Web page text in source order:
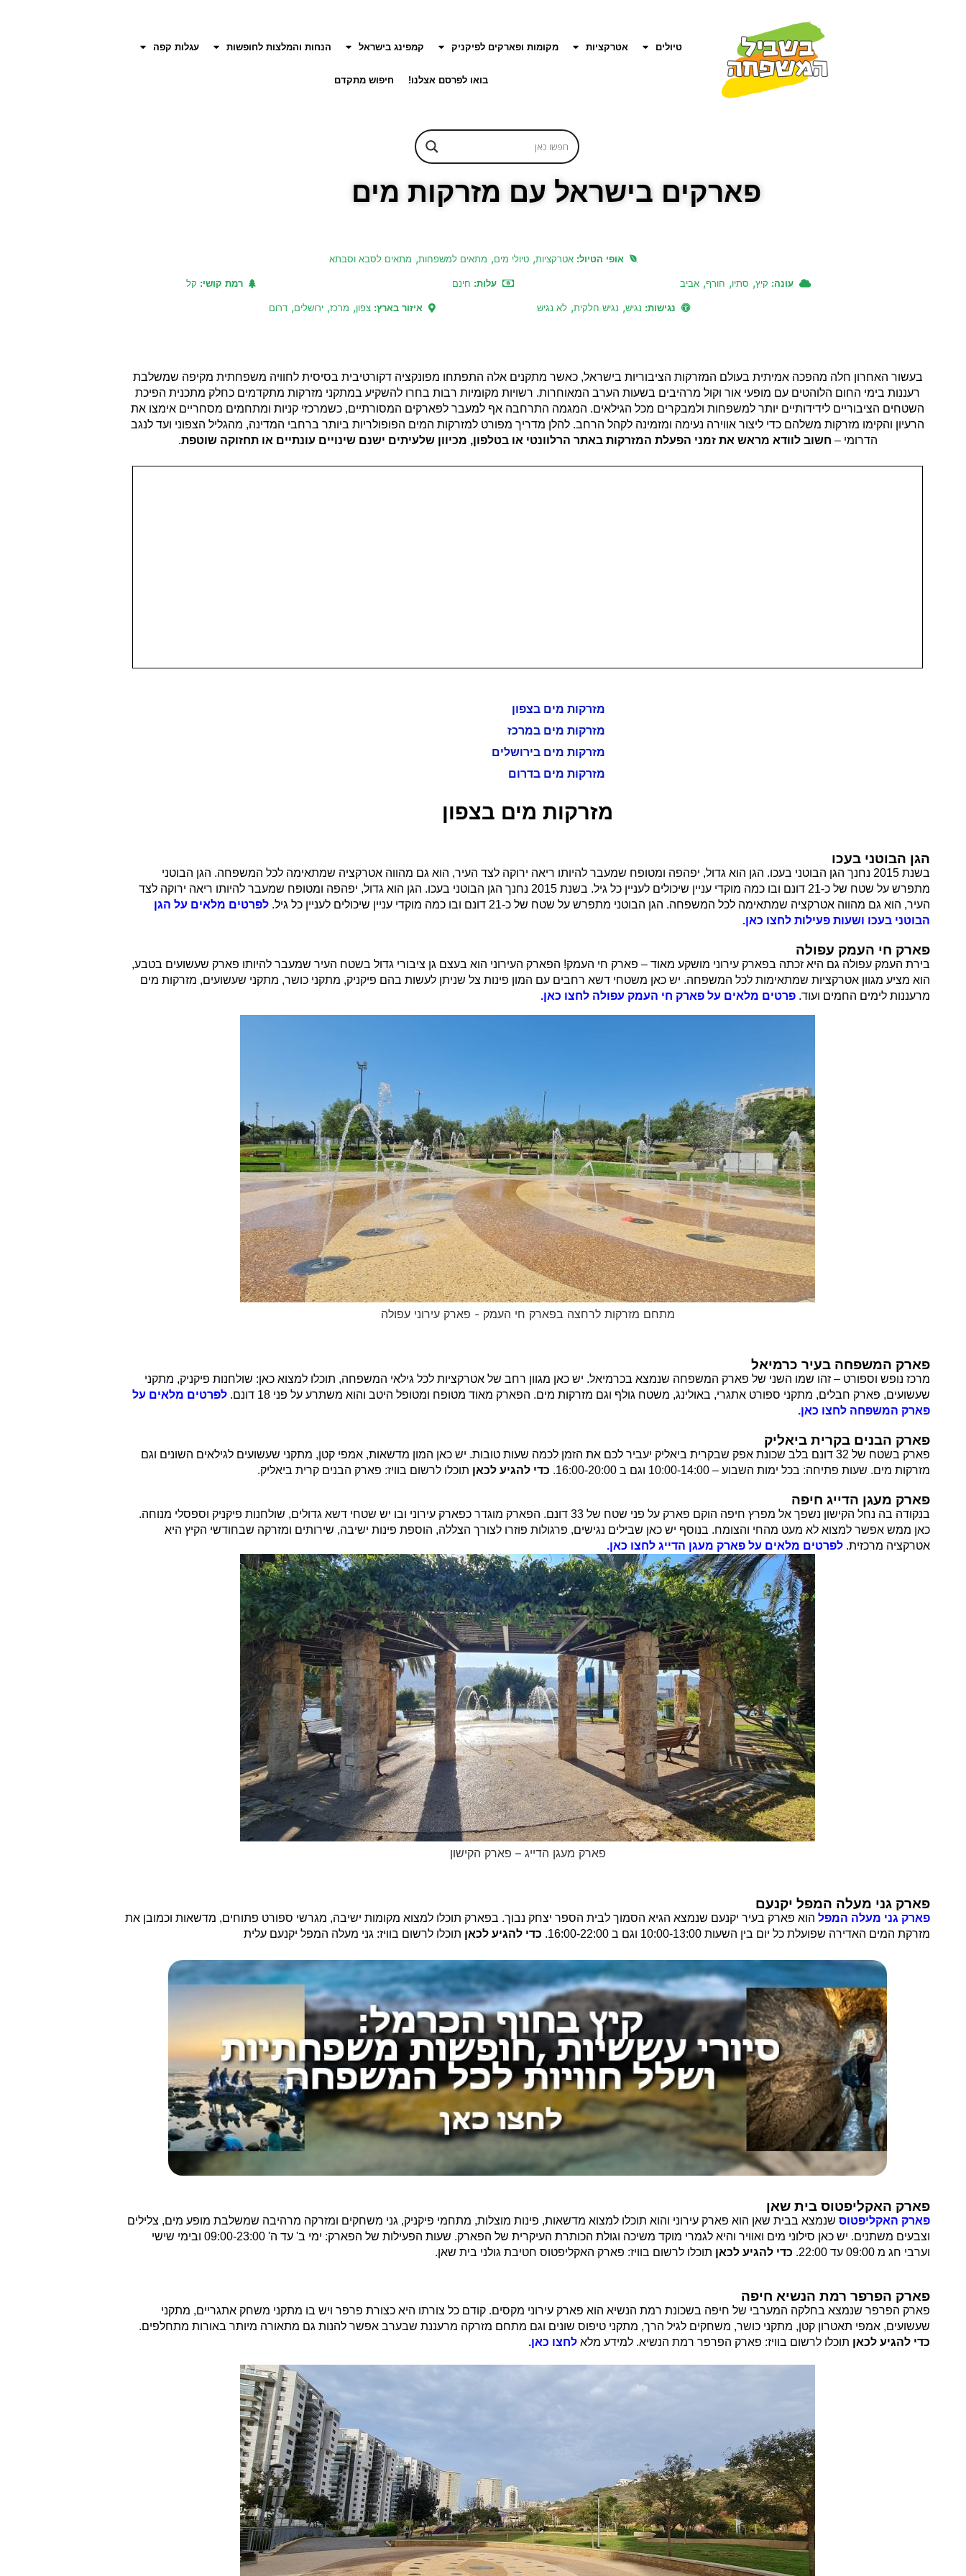
טיולים אטרקציות מקומות ופארקים לפיקניק קמפינג בישראל הנחות והמלצות לחופשות עגלות קפה
בואו לפרסם אצלנו! חיפוש מתקדם
פארקים בישראל עם מזרקות מים
אופי הטיול:אטרקציות, טיולי מים, מתאים למשפחות, מתאים לסבא וסבתא
עונה: קיץ, סתיו, חורף, אביב עלות: חינם רמת קושי: קל
נגישות: נגיש, נגיש חלקית, לא נגיש איזור בארץ:צפון, מרכז, ירושלים, דרום
בעשור האחרון חלה מהפכה אמיתית בעולם המזרקות הציבוריות בישראל, כאשר מתקנים אלה התפתחו מפונקציה דקורטיבית בסיסית לחוויה משפחתית מקיפה שמשלבת
רעננות בימי החום הלוהטים עם מופעי אור וקול מרהיבים בשעות הערב המאוחרות. רשויות מקומיות רבות בחרו להשקיע במתקני מזרקות מתקדמים כחלק מתכנית הפיכת
השטחים הציבוריים לידידותיים יותר למשפחות ולמבקרים מכל הגילאים. המגמה התרחבה אף למעבר לפארקים המסורתיים, כשמרכזי קניות ומתחמים מסחריים אימצו את
הרעיון והקימו מזרקות משלהם כדי ליצור אווירה נעימה ומזמינה לקהל הרחב. להלן מדריך מפורט למזרקות המים הפופולריות ביותר ברחבי המדינה, מהגליל הצפוני ועד לנגב
הדרומי – חשוב לוודא מראש את זמני הפעלת המזרקות באתר הרלוונטי או בטלפון, מכיוון שלעיתים ישנם שינויים עונתיים או תחזוקה שוטפת.
מזרקות מים בצפון
מזרקות מים במרכז
מזרקות מים בירושלים
מזרקות מים בדרום
מזרקות מים בצפון
הגן הבוטני בעכו
בשנת 2015 נחנך הגן הבוטני בעכו. הגן הוא גדול, יפהפה ומטופח שמעבר להיותו ריאה ירוקה לצד העיר, הוא גם מהווה אטרקציה שמתאימה לכל המשפחה. הגן הבוטני
מתפרש על שטח של כ-21 דונם ובו כמה מוקדי עניין שיכולים לעניין כל גיל. בשנת 2015 נחנך הגן הבוטני בעכו. הגן הוא גדול, יפהפה ומטופח שמעבר להיותו ריאה ירוקה לצד
העיר, הוא גם מהווה אטרקציה שמתאימה לכל המשפחה. הגן הבוטני מתפרש על שטח של כ-21 דונם ובו כמה מוקדי עניין שיכולים לעניין כל גיל.
לפרטים מלאים על הגן
הבוטני בעכו ושעות פעילות לחצו כאן.
פארק חי העמק עפולה
בירת העמק עפולה גם היא זכתה בפארק עירוני מושקע מאוד – פארק חי העמק! הפארק העירוני הוא בעצם גן ציבורי גדול בשטח העיר שמעבר להיותו פארק שעשועים בטבע,
הוא מציע מגוון אטרקציות שמתאימות לכל המשפחה. יש כאן משטחי דשא רחבים עם המון פינות צל שניתן לעשות בהם פיקניק, מתקני כושר, מתקני שעשועים, מזרקות מים
מרעננות לימים החמים ועוד. פרטים מלאים על פארק חי העמק עפולה לחצו כאן.
מתחם מזרקות לרחצה בפארק חי העמק - פארק עירוני עפולה
פארק המשפחה בעיר כרמיאל
מרכז נופש וספורט – זהו שמו השני של פארק המשפחה שנמצא בכרמיאל. יש כאן מגוון רחב של אטרקציות לכל גילאי המשפחה, תוכלו למצוא כאן: שולחנות פיקניק, מתקני
שעשועים, פארק חבלים, מתקני ספורט אתגרי, באולינג, משטח גולף וגם מזרקות מים. הפארק מאוד מטופח ומטופל היטב והוא משתרע על פני 18 דונם.
לפרטים מלאים על
פארק המשפחה לחצו כאן.
פארק הבנים בקרית ביאליק
פארק בשטח של 32 דונם בלב שכונת אפק שבקרית ביאליק יעביר לכם את הזמן לכמה שעות טובות. יש כאן המון מדשאות, אמפי קטן, מתקני שעשועים לגילאים השונים וגם
מזרקות מים. שעות פתיחה: בכל ימות השבוע – 10:00-14:00 וגם ב 16:00-20:00. כדי להגיע לכאן תוכלו לרשום בוויז: פארק הבנים קרית ביאליק.
פארק מעגן הדייג חיפה
בנקודה בה נחל הקישון נשפך אל מפרץ חיפה הוקם פארק על פני שטח של 33 דונם. הפארק מוגדר כפארק עירוני ובו יש שטחי דשא גדולים, שולחנות פיקניק וספסלי מנוחה.
כאן ממש אפשר למצוא לא מעט מהחי והצומח. בנוסף יש כאן שבילים נגישים, פרגולות פוזרו לצורך הצללה, הוספת פינות ישיבה, שירותים ומזרקה שבחודשי הקיץ היא
אטרקציה מרכזית. לפרטים מלאים על פארק מעגן הדייג לחצו כאן.
פארק מעגן הדייג – פארק הקישון
פארק גני מעלה המפל יקנעם
פארק גני מעלה המפל הוא פארק בעיר יקנעם שנמצא הגיא הסמוך לבית הספר יצחק נבוך. בפארק תוכלו למצוא מקומות ישיבה, מגרשי ספורט פתוחים, מדשאות וכמובן את
מזרקת המים האדירה שפועלת כל יום בין השעות 10:00-13:00 וגם ב 16:00-22:00.
כדי להגיע לכאן תוכלו לרשום בוויז: גני מעלה המפל יקנעם עלית
פארק האקליפטוס בית שאן
פארק האקליפטוס שנמצא בבית שאן הוא פארק עירוני והוא תוכלו למצוא מדשאות, פינות מוצלות, מתחמי פיקניק, גני משחקים ומזרקה מרהיבה שמשלבת מופע מים, צלילים
וצבעים משתנים. יש כאן סילוני מים ואוויר והיא לגמרי מוקד משיכה וגולת הכותרת העיקרית של הפארק. שעות הפעילות של הפארק: ימי ב' עד ה' 09:00-23:00 ובימי שישי
וערבי חג מ 09:00 עד 22:00.
כדי להגיע לכאן תוכלו לרשום בוויז: פארק האקליפטוס חטיבת גולני בית שאן.
פארק הפרפר רמת הנשיא חיפה
פארק הפרפר שנמצא בחלקה המערבי של חיפה בשכונת רמת הנשיא הוא פארק עירוני מקסים. קודם כל צורתו היא כצורת פרפר ויש בו מתקני משחק אתגריים, מתקני
שעשועים, אמפי תאטרון קטן, מתקני כושר, משחקים לגיל הרך, מתקני טיפוס שונים וגם מתחם מזרקה מרעננת שבערב אפשר להנות גם מתאורה מיותר באורות מתחלפים.
כדי להגיע לכאן תוכלו לרשום בוויז: פארק הפרפר רמת הנשיא. למידע מלא לחצו כאן.